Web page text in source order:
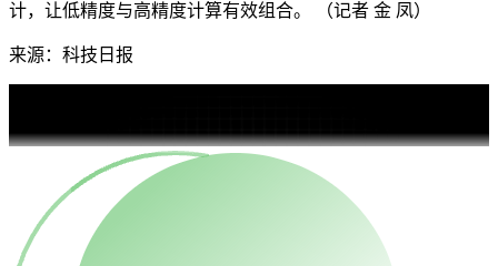
计，让低精度与高精度计算有效组合。 （记者 金 凤）
来源：科技日报